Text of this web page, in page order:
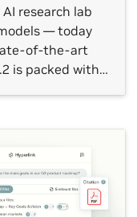
research lab
— today
of-the-art
is packed with
detail
[…]